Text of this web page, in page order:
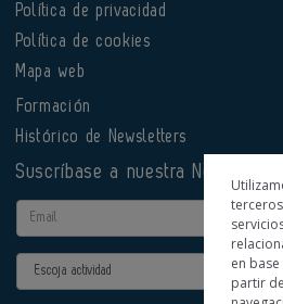
Política de privacidad
Política de cookies
Mapa web
Formación
Histórico de Newsletters
Suscríbase a nuestra Newsletter
Email
Actividad
en
partir